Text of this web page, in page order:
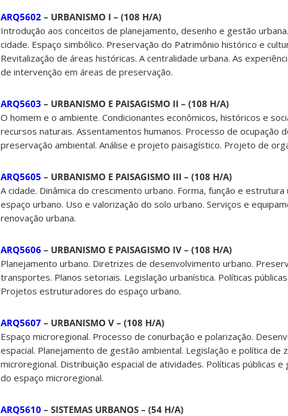
ARQ5602 – URBANISMO I – (108 H/A)
Introdução aos conceitos de planejamento, desenho e gestão
cidade. Espaço simbólico. Preservação do Patrimônio histórico e
Revitalização de áreas históricas. A centralidade urbana. As
de intervenção em áreas de preservação.
ARQ5603 – URBANISMO E PAISAGISMO II – (108 H/A)
O homem e o ambiente. Condicionantes econômicos, históricos e
recursos naturais. Assentamentos humanos. Processo de ocupação
preservação ambiental. Análise e projeto paisagístico. Projeto de
ARQ5605 – URBANISMO E PAISAGISMO III – (108 H/A)
A cidade. Dinâmica do crescimento urbano. Forma, função e
espaço urbano. Uso e valorização do solo urbano. Serviços e
renovação urbana.
ARQ5606 – URBANISMO E PAISAGISMO IV – (108 H/A)
Planejamento urbano. Diretrizes de desenvolvimento urbano.
transportes. Planos setoriais. Legislação urbanística. Políticas
Projetos estruturadores do espaço urbano.
ARQ5607 – URBANISMO V – (108 H/A)
Espaço microregional. Processo de conurbação e polarização.
espacial. Planejamento de gestão ambiental. Legislação e política de
microregional. Distribuição espacial de atividades. Políticas públicas
do espaço microregional.
ARQ5610 – SISTEMAS URBANOS – (54 H/A)